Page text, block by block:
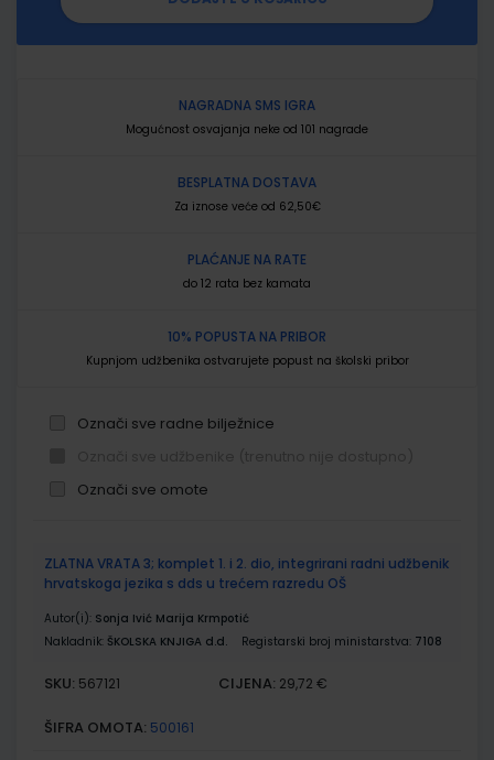
NAGRADNA SMS IGRA
Mogućnost osvajanja neke od 101 nagrade
BESPLATNA DOSTAVA
Za iznose veće od 62,50€
PLAĆANJE NA RATE
do 12 rata bez kamata
10% POPUSTA NA PRIBOR
Kupnjom udžbenika ostvarujete popust na školski pribor
Označi sve radne bilježnice
Označi sve omote
proizvodi
ZLATNA VRATA 3; komplet 1. i 2. dio, integrirani radni udžbenik
hrvatskoga jezika s dds u trećem razredu OŠ
Autor(i): Sonja Ivić Marija Krmpotić
Nakladnik: ŠKOLSKA KNJIGA d.d. Registarski broj ministarstva: 7108
SKU: 567121 CIJENA: 29,72 €
ŠIFRA OMOTA: 500161